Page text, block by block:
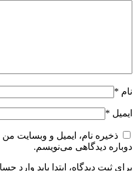
نام *
ایمیل *
ذخیره نام، ایمیل و وبسایت
دوباره دیدگاهی می‌نویسم.
برای ثبت دیدگاه، ابتدا باید وارد